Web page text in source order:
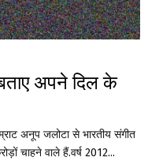
अपने दिल के
अनूप जलोटा से भारतीय संगीत
चाहने वाले हैं.वर्ष 2012...